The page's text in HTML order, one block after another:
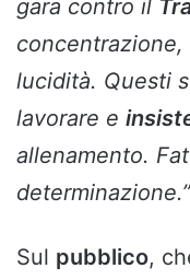
gara contro il
lucidità. Questi
lavorare e
allenamento.
determinazione.”
Sul pubblico,